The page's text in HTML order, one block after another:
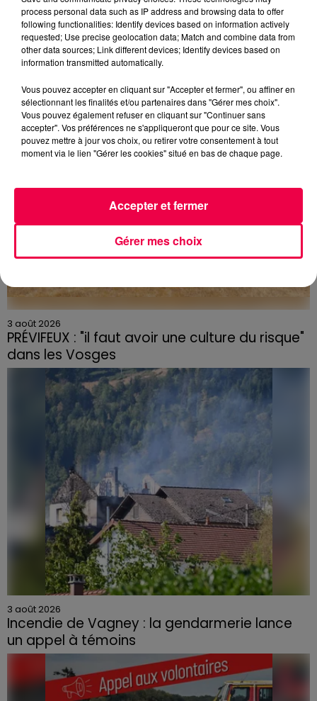
5 août 2026
Des assiettes Linvosges rappelées pour
excès de plomb
Du plomb a été détecté dans deux assiettes en
céramique vendues entre 2020 et 2022 par Linvosges.
3 août 2026
PRÉVIFEUX : "il faut avoir une culture du risque"
dans les Vosges
3 août 2026
Incendie de Vagney : la gendarmerie lance
un appel à témoins
Le feu, parti d'une haie avant de se propager au
quartier résidentiel, avait détruit deux habitations et
contraint à l'évacuation d'une centaine de personnes.
process personal data such as IP address and browsing data to offer
following functionalities: Identify devices based on information actively
requested; Use precise geolocation data; Match and combine data from
other data sources; Link different devices; Identify devices based on
information transmitted automatically.
Vous pouvez accepter en cliquant sur "Accepter et fermer", ou affiner en
sélectionnant les finalités et/ou partenaires dans "Gérer mes choix".
Vous pouvez également refuser en cliquant sur "Continuer sans
accepter". Vos préférences ne s'appliqueront que pour ce site. Vous
pouvez mettre à jour vos choix, ou retirer votre consentement à tout
moment via le lien "Gérer les cookies" situé en bas de chaque page.
Gérer mes choix
Accepter et fermer